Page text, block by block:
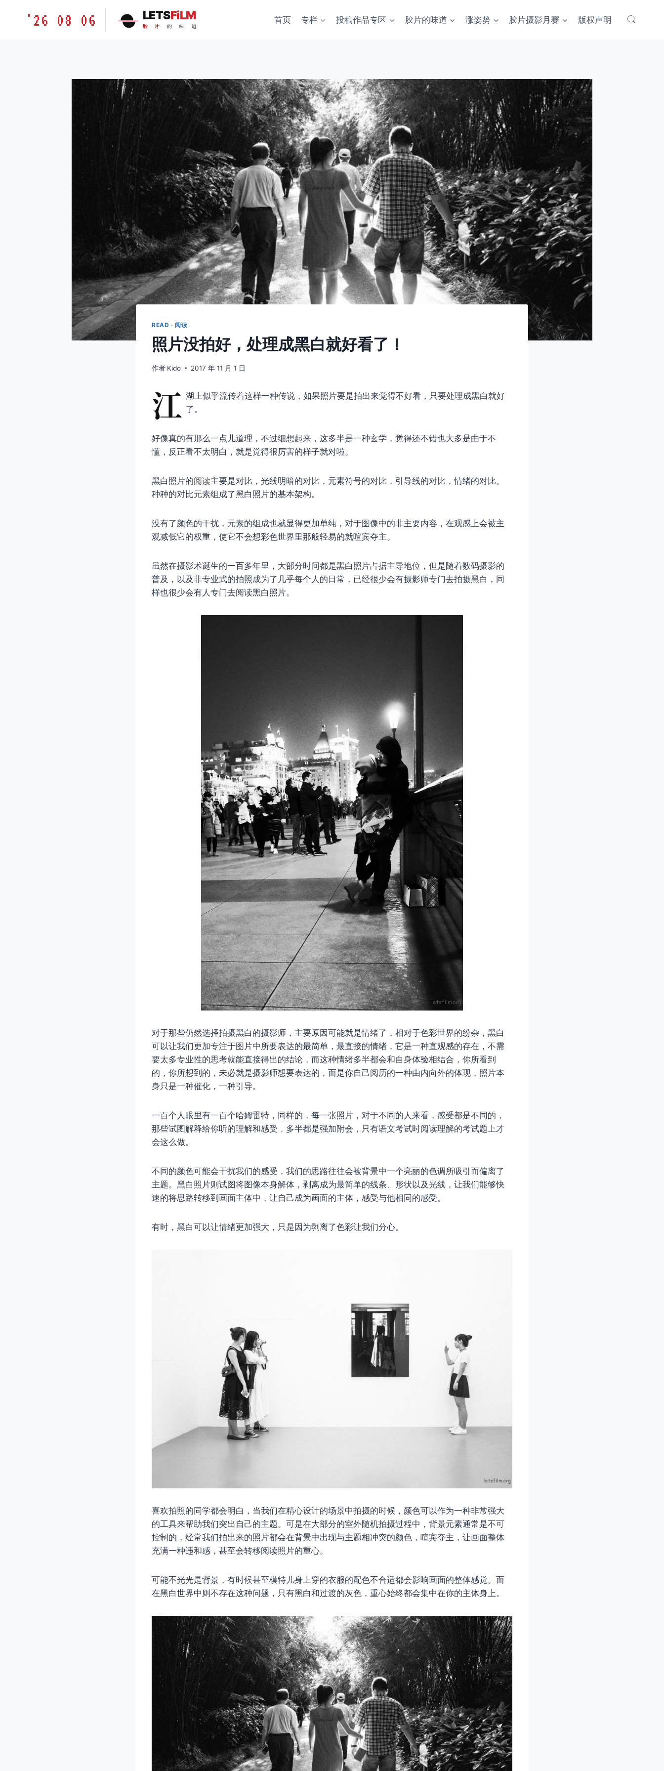
胶'26 08 06 LETSFiLM
胶 片 的 味 道
首页 专栏 投稿作品专区 胶片的味道 涨姿势 胶片摄影月赛 版权声明
READ · 阅读
照片没拍好，处理成黑白就好看了！
作者 Kido 2017 年 11 月 1 日
江 湖上似乎流传着这样一种传说，如果照片要是拍出来觉得不好看，只要处理成黑白就好
了。
好像真的有那么一点儿道理，不过细想起来，这多半是一种玄学，觉得还不错也大多是由于不
懂，反正看不太明白，就是觉得很厉害的样子就对啦。
黑白照片的阅读主要是对比，光线明暗的对比，元素符号的对比，引导线的对比，情绪的对比。
种种的对比元素组成了黑白照片的基本架构。
没有了颜色的干扰，元素的组成也就显得更加单纯，对于图像中的非主要内容，在观感上会被主
观减低它的权重，使它不会想彩色世界里那般轻易的就喧宾夺主。
虽然在摄影术诞生的一百多年里，大部分时间都是黑白照片占据主导地位，但是随着数码摄影的
普及，以及非专业式的拍照成为了几乎每个人的日常，已经很少会有摄影师专门去拍摄黑白，同
样也很少会有人专门去阅读黑白照片。
对于那些仍然选择拍摄黑白的摄影师，主要原因可能就是情绪了，相对于色彩世界的纷杂，黑白
可以让我们更加专注于图片中所要表达的最简单，最直接的情绪，它是一种直观感的存在，不需
要太多专业性的思考就能直接得出的结论，而这种情绪多半都会和自身体验相结合，你所看到
的，你所想到的，未必就是摄影师想要表达的，而是你自己阅历的一种由内向外的体现，照片本
身只是一种催化，一种引导。
一百个人眼里有一百个哈姆雷特，同样的，每一张照片，对于不同的人来看，感受都是不同的，
那些试图解释给你听的理解和感受，多半都是强加附会，只有语文考试时阅读理解的考试题上才
会这么做。
不同的颜色可能会干扰我们的感受，我们的思路往往会被背景中一个亮丽的色调所吸引而偏离了
主题。黑白照片则试图将图像本身解体，剥离成为最简单的线条、形状以及光线，让我们能够快
速的将思路转移到画面主体中，让自己成为画面的主体，感受与他相同的感受。
有时，黑白可以让情绪更加强大，只是因为剥离了色彩让我们分心。
喜欢拍照的同学都会明白，当我们在精心设计的场景中拍摄的时候，颜色可以作为一种非常强大
的工具来帮助我们突出自己的主题。可是在大部分的室外随机拍摄过程中，背景元素通常是不可
控制的，经常我们拍出来的照片都会在背景中出现与主题相冲突的颜色，喧宾夺主，让画面整体
充满一种违和感，甚至会转移阅读照片的重心。
可能不光光是背景，有时候甚至模特儿身上穿的衣服的配色不合适都会影响画面的整体感觉。而
在黑白世界中则不存在这种问题，只有黑白和过渡的灰色，重心始终都会集中在你的主体身上。